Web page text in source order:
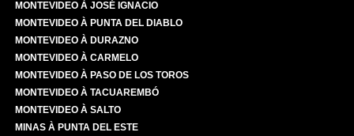
MONTEVIDEO À JOSÉ IGNACIO
MONTEVIDEO À PUNTA DEL DIABLO
MONTEVIDEO À DURAZNO
MONTEVIDEO À CARMELO
MONTEVIDEO À PASO DE LOS TOROS
MONTEVIDEO À TACUAREMBÓ
MONTEVIDEO À SALTO
MINAS À PUNTA DEL ESTE